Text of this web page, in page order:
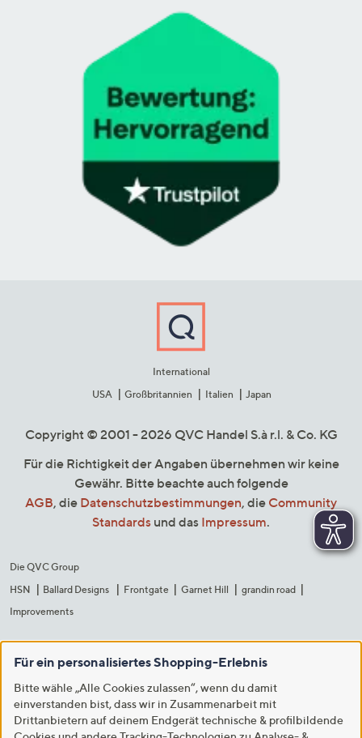
International
USA
Großbritannien Italien Japan
Copyright © 2001 - 2026 QVC Handel S.à r.l. & Co. KG
Für die Richtigkeit der Angaben übernehmen wir keine
Gewähr. Bitte beachte auch folgende
AGB, die Datenschutzbestimmungen, die Community
Standards und das Impressum.
Die QVC Group
HSN
Ballard Designs Frontgate Garnet Hill
grandin road
Improvements
Für ein personalisiertes Shopping-Erlebnis
Bitte wähle „Alle Cookies zulassen“, wenn du damit
einverstanden bist, dass wir in Zusammenarbeit mit
Drittanbietern auf deinem Endgerät technische & profilbildende